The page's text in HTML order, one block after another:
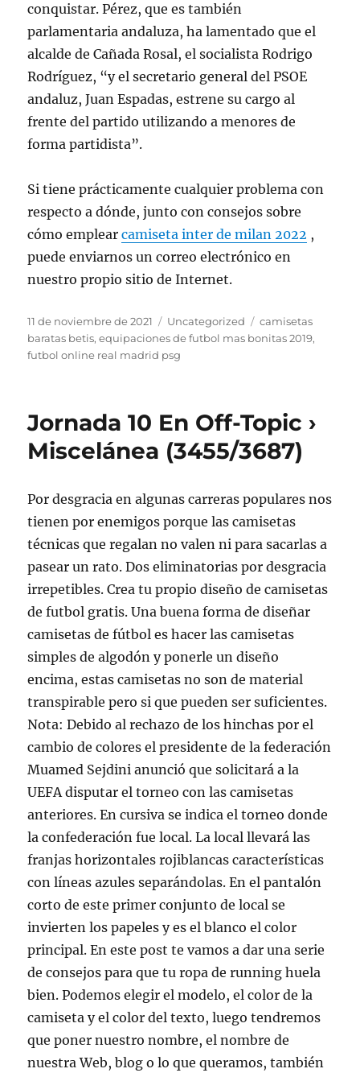
conquistar. Pérez, que es también
parlamentaria andaluza, ha lamentado que el
alcalde de Cañada Rosal, el socialista Rodrigo
Rodríguez, “y el secretario general del PSOE
andaluz, Juan Espadas, estrene su cargo al
frente del partido utilizando a menores de
forma partidista”.
Si tiene prácticamente cualquier problema con
respecto a dónde, junto con consejos sobre
cómo emplearcamiseta inter de milan 2022 ,
puede enviarnos un correo electrónico en
nuestro propio sitio de Internet.
Publicado
el
11 de noviembre de 2021 Categorías
Uncategorized Etiquetas
camisetas
baratas betis,equipaciones de futbol mas bonitas 2019,
futbol online real madrid psg
Jornada 10 En Off-Topic ›
Miscelánea (3455/3687)
Por desgracia en algunas carreras populares nos
tienen por enemigos porque las camisetas
técnicas que regalan no valen ni para sacarlas a
pasear un rato. Dos eliminatorias por desgracia
irrepetibles. Crea tu propio diseño de camisetas
de futbol gratis. Una buena forma de diseñar
camisetas de fútbol es hacer las camisetas
simples de algodón y ponerle un diseño
encima, estas camisetas no son de material
transpirable pero si que pueden ser suficientes.
Nota: Debido al rechazo de los hinchas por el
cambio de colores el presidente de la federación
Muamed Sejdini anunció que solicitará a la
UEFA disputar el torneo con las camisetas
anteriores. En cursiva se indica el torneo donde
la confederación fue local. La local llevará las
franjas horizontales rojiblancas características
con líneas azules separándolas. En el pantalón
corto de este primer conjunto de local se
invierten los papeles y es el blanco el color
principal. En este post te vamos a dar una serie
de consejos para que tu ropa de running huela
bien. Podemos elegir el modelo, el color de la
camiseta y el color del texto, luego tendremos
que poner nuestro nombre, el nombre de
nuestra Web, blog o lo que queramos, también